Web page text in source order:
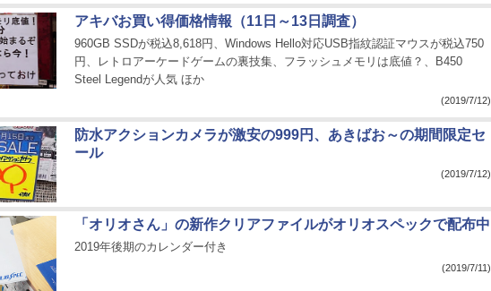
アキバお買い得価格情報（11日～13日調査）
960GB SSDが税込8,618円、Windows Hello対応USB指紋認証マウスが税込750
円、レトロアーケードゲームの裏技集、フラッシュメモリは底値？、B450
Steel Legendが人気 ほか
(2019/7/12)
防水アクションカメラが激安の999円、あきばお～の期間限定セ
ール
(2019/7/12)
「オリオさん」の新作クリアファイルがオリオスペックで配布中
2019年後期のカレンダー付き
(2019/7/11)